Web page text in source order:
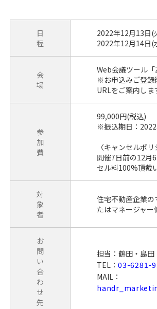
日
程
2022年12月13日(
2022年12月14日(
会
場
Web会議ツール
※お申込みご登
URLをご案内しま
参
加
費
99,000円(税込)
※振込期日：
〈キャンセルポリ
開催7日前の12月
セル料100%頂戴
対
象
者
住宅不動産企業の
たはマネージャー
お
問
い
合
わ
せ
先
担当：鶴田・島田
TEL：03-6281-
MAIL：